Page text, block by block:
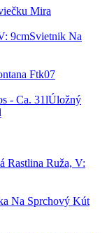
Mira
Svietnik Na
Ftk07
Úložný
Rastlina Ruža, V:
Na Sprchový Kút